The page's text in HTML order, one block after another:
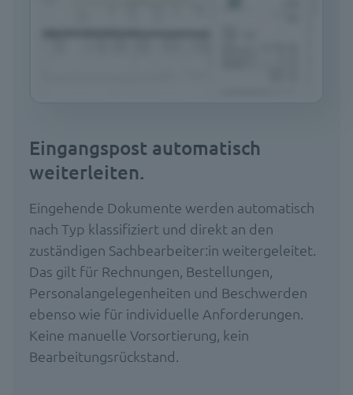
Eingangspost automatisch
weiterleiten.
Eingehende Dokumente werden automatisch
nach Typ klassifiziert und direkt an den
zuständigen Sachbearbeiter:in weitergeleitet.
Das gilt für Rechnungen, Bestellungen,
Personalangelegenheiten und Beschwerden
ebenso wie für individuelle Anforderungen.
Keine manuelle Vorsortierung, kein
Bearbeitungsrückstand.